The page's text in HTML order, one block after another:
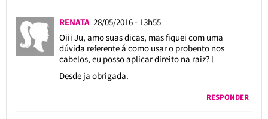
RENATA 28/05/2016 - 13h55
Oiii Ju, amo suas dicas, mas fiquei com uma
dúvida referente á como usar o probento nos
cabelos, eu posso aplicar direito na raiz? l
Desde ja obrigada.
RESPONDER